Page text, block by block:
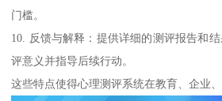
门槛。
10. 反馈与解释：提供详细的测评报告和
评意义并指导后续行动。
这些特点使得心理测评系统在教育、企业